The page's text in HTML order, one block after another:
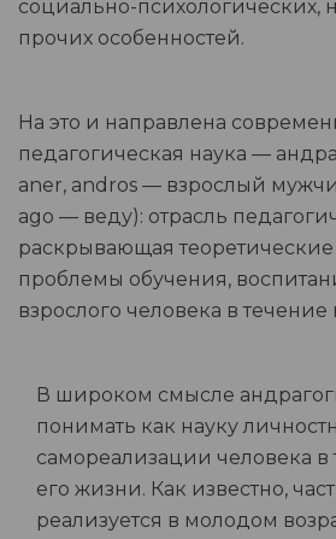
социально-психологических,
прочих особенностей.
На это и направлена
педагогическая наука —
aner, andros — взрослый
ago — веду): отрасль
раскрывающая
проблемы обучения,
взрослого человека в
В широком смысле
понимать как науку
самореализации человека в
его жизни. Как известно,
реализуется в молодом